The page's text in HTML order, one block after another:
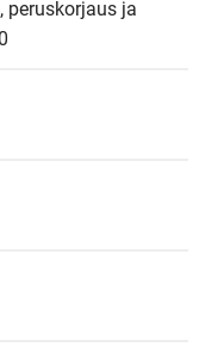
peruskorjaus ja